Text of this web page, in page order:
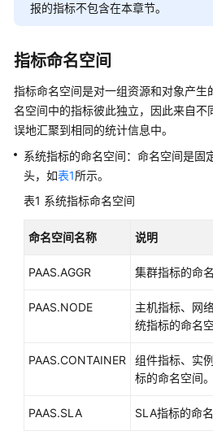
计
说
明
快
速
门
用
指
佳
考
报的指标不包含在本章节。
指标命名空间
指标命名空间是对一组资源和对象产生
名空间中的指标彼此独立，因此来自
误地汇聚到相同的统计信息中。
系统指标的命名空间：命名空间是固
头，如表1所示。
表1 系统指标命名空间
命名空间名称 说明
PAAS.AGGR 集群指标的命名
PAAS.NODE
主机指标、网
统指标的命名空
PAAS.CONTAINER
组件指标、实
标的命名空间。
PAAS.SLA SLA指标的命名